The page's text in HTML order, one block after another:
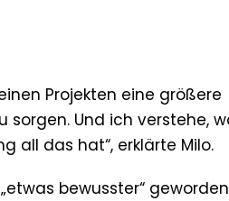
Projekten eine größere
sorgen. Und ich verstehe,
all das hat“, erklärte Milo.
bewusster“